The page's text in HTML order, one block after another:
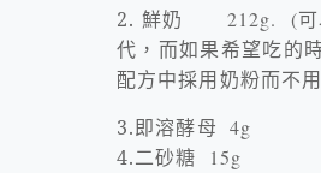
2. 鮮奶 212g. (
代， 而如果希望吃的
配方中採用奶粉而不
3.即溶酵母 4g
4.二砂糖 15g